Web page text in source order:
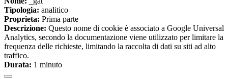
Tipologia: analitico
Proprieta: Prima parte
Descrizione: Questo nome di cookie è associato a Google Universal
Analytics, secondo la documentazione viene utilizzato per limitare la
frequenza delle richieste, limitando la raccolta di dati su siti ad alto
traffico.
Durata: 1 minuto